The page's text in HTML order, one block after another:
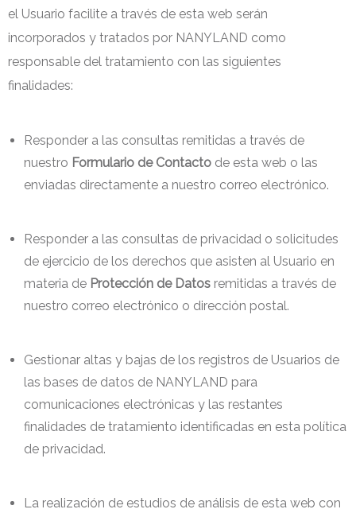
el Usuario facilite a través de esta web serán
incorporados y tratados por NANYLAND como
responsable del tratamiento con las siguientes
finalidades:
Responder a las consultas remitidas a través de
nuestro Formulario de Contacto de esta web o las
enviadas directamente a nuestro correo electrónico.
Responder a las consultas de privacidad o solicitudes
de ejercicio de los derechos que asisten al Usuario en
materia de Protección de Datos remitidas a través de
nuestro correo electrónico o dirección postal.
Gestionar altas y bajas de los registros de Usuarios de
las bases de datos de NANYLAND para
comunicaciones electrónicas y las restantes
finalidades de tratamiento identificadas en esta política
de privacidad.
La realización de estudios de análisis de esta web con